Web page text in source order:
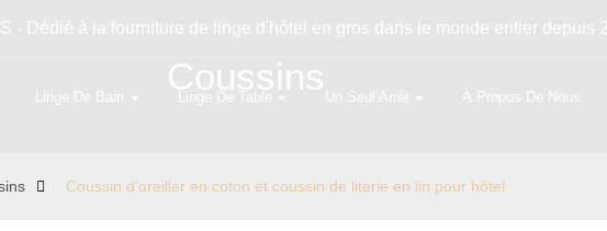
- Dédié à la fourniture de linge d'hôtel en gros dans le monde entier depuis
Linge De Bain Linge De Table Un Seul Arrêt À Propos De Nous
Coussins
Coussin d'oreiller en coton et coussin de literie en lin pour hôtel